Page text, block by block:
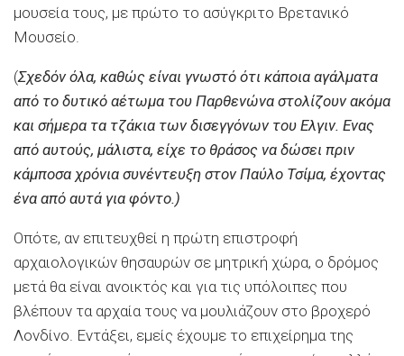
μουσεία τους, με πρώτο το ασύγκριτο Βρετανικό
Μουσείο.
(Σχεδόν όλα, καθώς είναι γνωστό ότι κάποια αγάλματα
από το δυτικό αέτωμα του Παρθενώνα στολίζουν ακόμα
και σήμερα τα τζάκια των δισεγγόνων του Ελγιν. Ενας
από αυτούς, μάλιστα, είχε το θράσος να δώσει πριν
κάμποσα χρόνια συνέντευξη στον Παύλο Τσίμα, έχοντας
ένα από αυτά για φόντο.)
Οπότε, αν επιτευχθεί η πρώτη επιστροφή
αρχαιολογικών θησαυρών σε μητρική χώρα, ο δρόμος
μετά θα είναι ανοικτός και για τις υπόλοιπες που
βλέπουν τα αρχαία τους να μουλιάζουν στο βροχερό
Λονδίνο. Εντάξει, εμείς έχουμε το επιχείρημα της